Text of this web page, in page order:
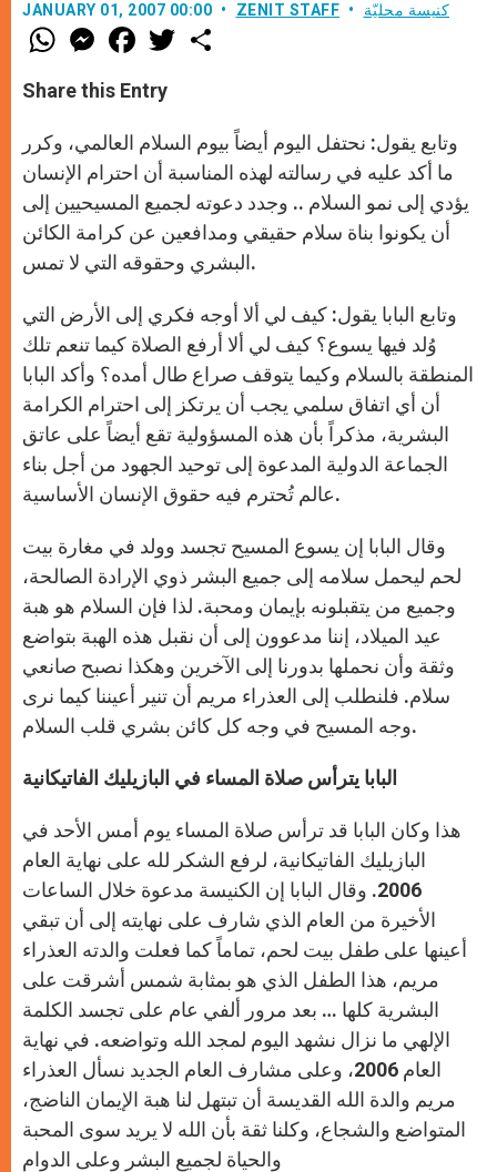
JANUARY 01, 2007 00:00 ZENIT STAFF كنيسة محليّة
W
h
t
s
p
M
e
s
e
g
e
r
F
a
e
b
o
k
w
r
Share this Entry
وتابع يقول: نحتفل اليوم أيضاً بيوم السلام العالمي، وكرر
ما أكد عليه في رسالته لهذه المناسبة أن احترام الإنسان
يؤدي إلى نمو السلام .. وجدد دعوته لجميع المسيحيين إلى
أن يكونوا بناة سلام حقيقي ومدافعين عن كرامة الكائن
البشري وحقوقه التي لا تمس.
وتابع البابا يقول: كيف لي ألا أوجه فكري إلى الأرض التي
وُلد فيها يسوع؟ كيف لي ألا أرفع الصلاة كيما تنعم تلك
المنطقة بالسلام وكيما يتوقف صراع طال أمده؟ وأكد البابا
أن أي اتفاق سلمي يجب أن يرتكز إلى احترام الكرامة
البشرية، مذكراً بأن هذه المسؤولية تقع أيضاً على عاتق
الجماعة الدولية المدعوة إلى توحيد الجهود من أجل بناء
عالم تُحترم فيه حقوق الإنسان الأساسية.
وقال البابا إن يسوع المسيح تجسد وولد في مغارة بيت
لحم ليحمل سلامه إلى جميع البشر ذوي الإرادة الصالحة،
وجميع من يتقبلونه بإيمان ومحبة. لذا فإن السلام هو هبة
عيد الميلاد، إننا مدعوون إلى أن نقبل هذه الهبة بتواضع
وثقة وأن نحملها بدورنا إلى الآخرين وهكذا نصبح صانعي
سلام. فلنطلب إلى العذراء مريم أن تنير أعيننا كيما نرى
وجه المسيح في وجه كل كائن بشري قلب السلام.
البابا يترأس صلاة المساء في البازيليك الفاتيكانية
هذا وكان البابا قد ترأس صلاة المساء يوم أمس الأحد في
البازيليك الفاتيكانية، لرفع الشكر لله على نهاية العام
2006. وقال البابا إن الكنيسة مدعوة خلال الساعات
الأخيرة من العام الذي شارف على نهايته إلى أن تبقي
أعينها على طفل بيت لحم، تماماً كما فعلت والدته العذراء
مريم، هذا الطفل الذي هو بمثابة شمس أشرقت على
البشرية كلها … بعد مرور ألفي عام على تجسد الكلمة
الإلهي ما نزال نشهد اليوم لمجد الله وتواضعه. في نهاية
العام 2006، وعلى مشارف العام الجديد نسأل العذراء
مريم والدة الله القديسة أن تبتهل لنا هبة الإيمان الناضج،
المتواضع والشجاع، وكلنا ثقة بأن الله لا يريد سوى المحبة
والحياة لجميع البشر وعلى الدوام